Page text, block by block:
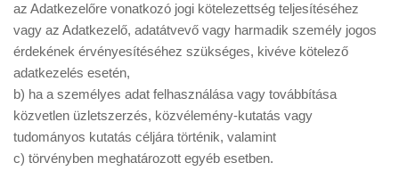
az Adatkezelőre vonatkozó jogi kötelezettség teljesítéséhez
vagy az Adatkezelő, adatátvevő vagy harmadik személy jogos
érdekének érvényesítéséhez szükséges, kivéve kötelező
adatkezelés esetén,
b) ha a személyes adat felhasználása vagy továbbítása
közvetlen üzletszerzés, közvélemény-kutatás vagy
tudományos kutatás céljára történik, valamint
c) törvényben meghatározott egyéb esetben.